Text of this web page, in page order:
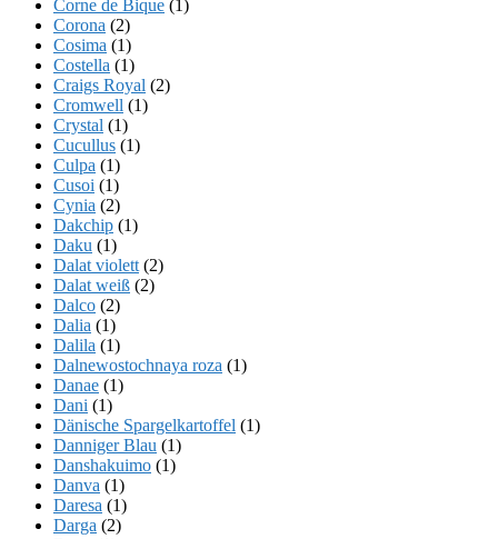
Corne de Bique (1)
Corona (2)
Cosima (1)
Costella (1)
Craigs Royal (2)
Cromwell (1)
Crystal (1)
Cucullus (1)
Culpa (1)
Cusoi (1)
Cynia (2)
Dakchip (1)
Daku (1)
Dalat violett (2)
Dalat weiß (2)
Dalco (2)
Dalia (1)
Dalila (1)
Dalnewostochnaya roza (1)
Danae (1)
Dani (1)
Dänische Spargelkartoffel (1)
Danniger Blau (1)
Danshakuimo (1)
Danva (1)
Daresa (1)
Darga (2)